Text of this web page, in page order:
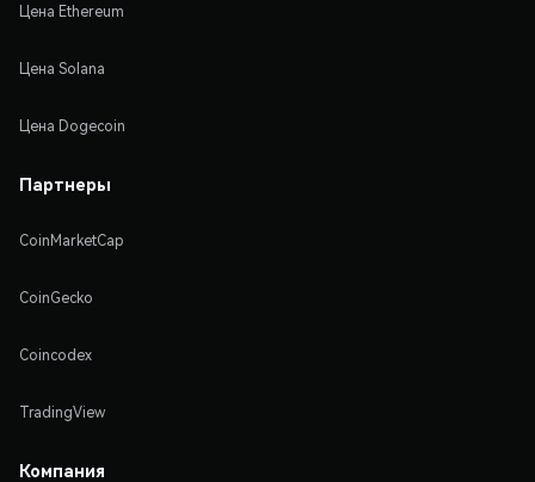
Цена Ethereum
Цена Solana
Цена Dogecoin
Партнеры
CoinMarketCap
CoinGecko
Coincodex
TradingView
Компания